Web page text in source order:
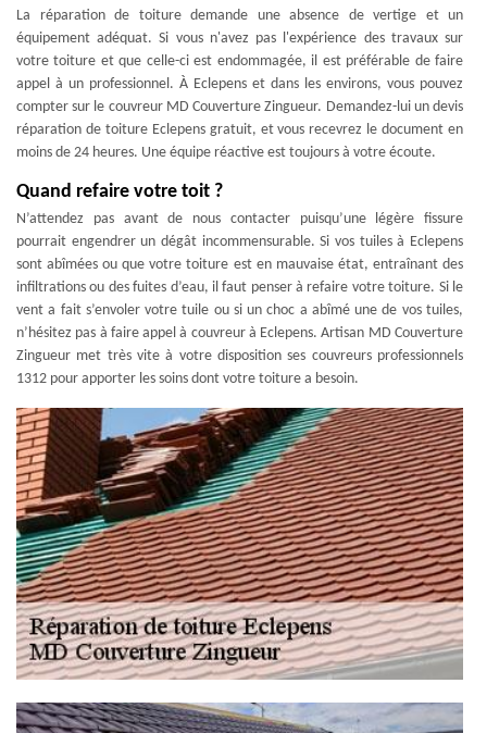
La réparation de toiture demande une absence de vertige et un
équipement adéquat. Si vous n'avez pas l'expérience des travaux sur
votre toiture et que celle-ci est endommagée, il est préférable de faire
appel à un professionnel. À Eclepens et dans les environs, vous pouvez
compter sur le couvreur MD Couverture Zingueur. Demandez-lui un devis
réparation de toiture Eclepens gratuit, et vous recevrez le document en
moins de 24 heures. Une équipe réactive est toujours à votre écoute.
Quand refaire votre toit ?
N’attendez pas avant de nous contacter puisqu’une légère fissure
pourrait engendrer un dégât incommensurable. Si vos tuiles à Eclepens
sont abîmées ou que votre toiture est en mauvaise état, entraînant des
infiltrations ou des fuites d’eau, il faut penser à refaire votre toiture. Si le
vent a fait s’envoler votre tuile ou si un choc a abîmé une de vos tuiles,
n’hésitez pas à faire appel à couvreur à Eclepens. Artisan MD Couverture
Zingueur met très vite à votre disposition ses couvreurs professionnels
1312 pour apporter les soins dont votre toiture a besoin.